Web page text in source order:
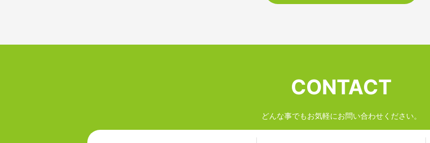
CONTACT
どんな事でもお気軽にお問い合わせください。